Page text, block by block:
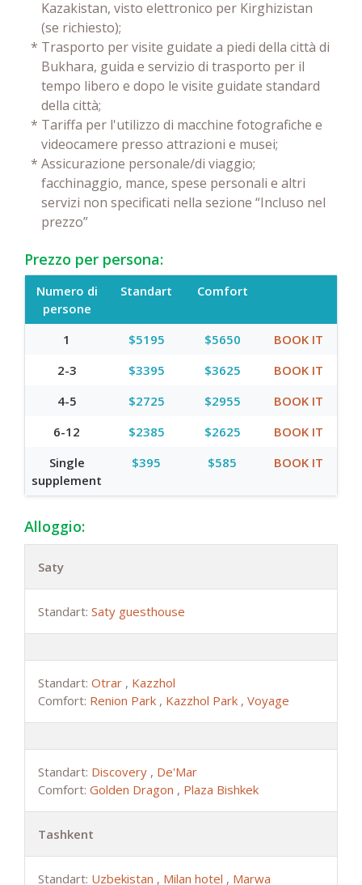
Kazakistan, visto elettronico per Kirghizistan
(se richiesto);
* Trasporto per visite guidate a piedi della città di
Bukhara, guida e servizio di trasporto per il
tempo libero e dopo le visite guidate standard
della città;
* Tariffa per l'utilizzo di macchine fotografiche e
videocamere presso attrazioni e musei;
* Assicurazione personale/di viaggio;
facchinaggio, mance, spese personali e altri
servizi non specificati nella sezione “Incluso nel
prezzo”
Prezzo per persona:
Numero di
persone
Standart Comfort
1 $5195 $5650
BOOK IT
2-3
$3395 $3625
BOOK IT
4-5
$2725 $2955
BOOK IT
6-12
$2385 $2625
BOOK IT
Single
supplement
$395 $585 BOOK IT
Alloggio:
Saty
Standart: Saty guesthouse
Standart: Otrar , Kazzhol
Comfort: Renion Park , Kazzhol Park , Voyage
Standart: Discovery , De'Mar
Comfort: Golden Dragon , Plaza Bishkek
Tashkent
Standart: Uzbekistan , Milan hotel , Marwa